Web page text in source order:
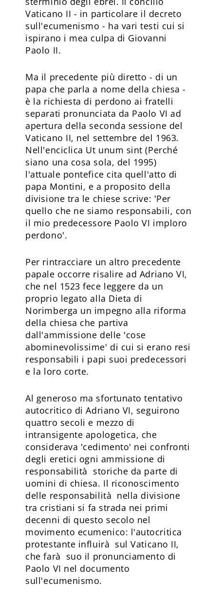
Vaticano II - in particolare il decreto
sull'ecumenismo - ha vari testi cui si
ispirano i mea culpa di Giovanni
Paolo II.
Ma il precedente più diretto - di un
papa che parla a nome della chiesa -
è la richiesta di perdono ai fratelli
separati pronunciata da Paolo VI ad
apertura della seconda sessione del
Vaticano II, nel settembre del 1963.
Nell'enciclica Ut unum sint (Perché
siano una cosa sola, del 1995)
l'attuale pontefice cita quell'atto di
papa Montini, e a proposito della
divisione tra le chiese scrive: 'Per
quello che ne siamo responsabili, con
il mio predecessore Paolo VI imploro
perdono'.
Per rintracciare un altro precedente
papale occorre risalire ad Adriano VI,
che nel 1523 fece leggere da un
proprio legato alla Dieta di
Norimberga un impegno alla riforma
della chiesa che partiva
dall'ammissione delle 'cose
abominevolissime' di cui si erano resi
responsabili i papi suoi predecessori
e la loro corte.
Al generoso ma sfortunato tentativo
autocritico di Adriano VI, seguirono
quattro secoli e mezzo di
intransigente apologetica, che
considerava 'cedimento' nei confronti
degli eretici ogni ammissione di
responsabilità storiche da parte di
uomini di chiesa. Il riconoscimento
delle responsabilità nella divisione
tra cristiani si fa strada nei primi
decenni di questo secolo nel
movimento ecumenico: l'autocritica
protestante influirà sul Vaticano II,
che farà suo il pronunciamento di
Paolo VI nel documento
sull'ecumenismo.